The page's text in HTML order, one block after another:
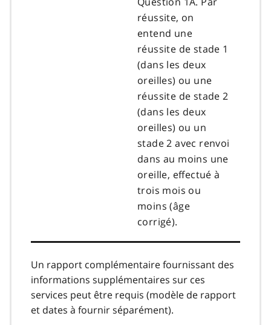
réussite, on
entend une
réussite de stade 1
(dans les deux
oreilles) ou une
réussite de stade 2
(dans les deux
oreilles) ou un
stade 2 avec renvoi
dans au moins une
oreille, effectué à
trois mois ou
moins (âge
corrigé).
Un rapport complémentaire fournissant des
informations supplémentaires sur ces
services peut être requis (modèle de rapport
et dates à fournir séparément).